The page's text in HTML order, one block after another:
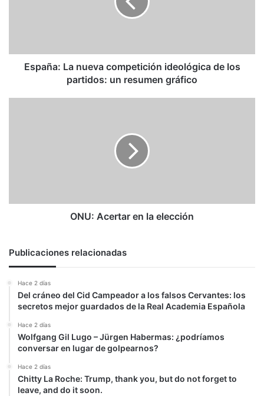
un
resumen
España: La nueva competición ideológica de los
partidos: un resumen gráfico
ONU: Acertar en la elección
Publicaciones relacionadas
Hace 2 días
Del cráneo del Cid Campeador a los falsos Cervantes: los
secretos mejor guardados de la Real Academia Española
Hace 2 días
Wolfgang Gil Lugo – Jürgen Habermas: ¿podríamos
conversar en lugar de golpearnos?
Hace 2 días
Chitty La Roche: Trump, thank you, but do not forget to
leave, and do it soon.